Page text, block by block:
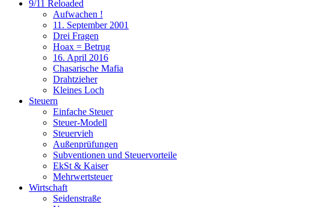
9/11 Reloaded
Aufwachen !
11. September 2001
Drei Fragen
Hoax = Betrug
16. April 2016
Chasarische Mafia
Drahtzieher
Kleines Loch
Steuern
Einfache Steuer
Steuer-Modell
Steuervieh
Außenprüfungen
Subventionen und Steuervorteile
EkSt & Kaiser
Mehrwertsteuer
Wirtschaft
Seidenstraße